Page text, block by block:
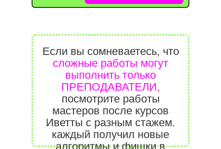
Если вы сомневаетесь, что
сложные работы могут
выполнить только
ПРЕПОДАВАТЕЛИ,
посмотрите работы
мастеров после курсов
Иветты с разным стажем.
каждый получил новые
алгоритмы и фишки в